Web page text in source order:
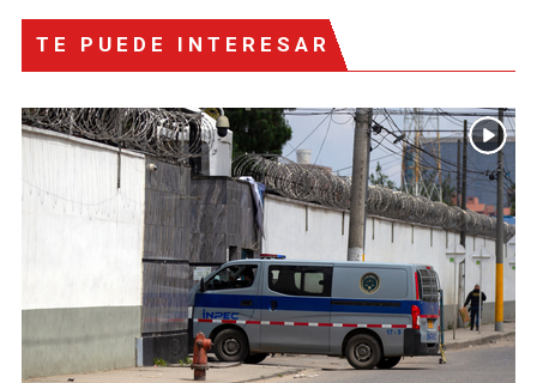
TE PUEDE INTERESAR